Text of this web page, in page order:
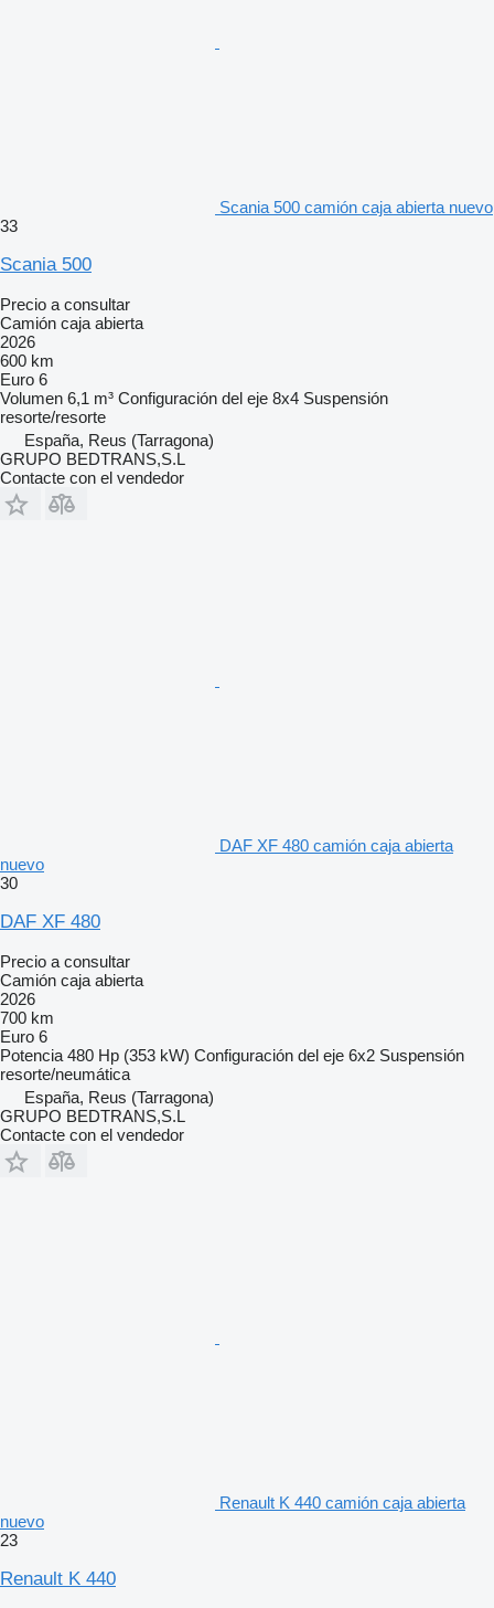
Scania 500 camión caja abierta nuevo
33
Scania 500
Precio a consultar
Camión caja abierta
2026
600 km
Euro 6
Volumen 6,1 m³ Configuración del eje 8x4 Suspensión
resorte/resorte
España, Reus (Tarragona)
GRUPO BEDTRANS,S.L
Contacte con el vendedor
DAF XF 480 camión caja abierta
nuevo
30
DAF XF 480
Precio a consultar
Camión caja abierta
2026
700 km
Euro 6
Potencia 480 Hp (353 kW) Configuración del eje 6x2 Suspensión
resorte/neumática
España, Reus (Tarragona)
GRUPO BEDTRANS,S.L
Contacte con el vendedor
Renault K 440 camión caja abierta
nuevo
23
Renault K 440